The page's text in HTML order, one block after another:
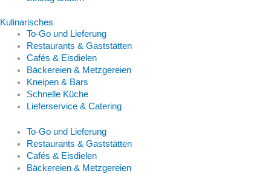
Kulinarisches
To-Go und Lieferung
Restaurants & Gaststätten
Cafés & Eisdielen
Bäckereien & Metzgereien
Kneipen & Bars
Schnelle Küche
Lieferservice & Catering
To-Go und Lieferung
Restaurants & Gaststätten
Cafés & Eisdielen
Bäckereien & Metzgereien